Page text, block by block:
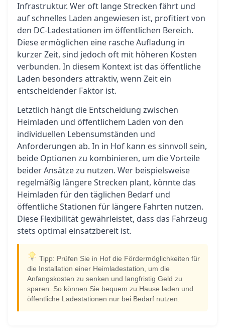
Infrastruktur. Wer oft lange Strecken fährt und
auf schnelles Laden angewiesen ist, profitiert von
den DC-Ladestationen im öffentlichen Bereich.
Diese ermöglichen eine rasche Aufladung in
kurzer Zeit, sind jedoch oft mit höheren Kosten
verbunden. In diesem Kontext ist das öffentliche
Laden besonders attraktiv, wenn Zeit ein
entscheidender Faktor ist.
Letztlich hängt die Entscheidung zwischen
Heimladen und öffentlichem Laden von den
individuellen Lebensumständen und
Anforderungen ab. In in Hof kann es sinnvoll sein,
beide Optionen zu kombinieren, um die Vorteile
beider Ansätze zu nutzen. Wer beispielsweise
regelmäßig längere Strecken plant, könnte das
Heimladen für den täglichen Bedarf und
öffentliche Stationen für längere Fahrten nutzen.
Diese Flexibilität gewährleistet, dass das Fahrzeug
stets optimal einsatzbereit ist.
Tipp: Prüfen Sie in Hof die Fördermöglichkeiten für
die Installation einer Heimladestation, um die
Anfangskosten zu senken und langfristig Geld zu
sparen. So können Sie bequem zu Hause laden und
öffentliche Ladestationen nur bei Bedarf nutzen.